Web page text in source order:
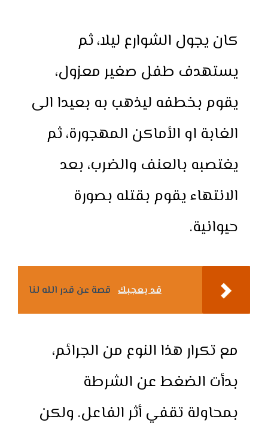
كان يجول الشوارع ليلا، ثم
يستهدف طفل صغير معزول،
يقوم بخطفه ليذهب به بعيدا الى
الغابة او الأماكن المهجورة، ثم
يغتصبه بالعنف والضرب، بعد
الانتهاء يقوم بقتله بصورة
حيوانية.
قد يعجبك قصة عن قدر الله لنا
مع تكرار هذا النوع من الجرائم،
بدأت الضغط عن الشرطة
بمحاولة تقفي أثر الفاعل. ولكن